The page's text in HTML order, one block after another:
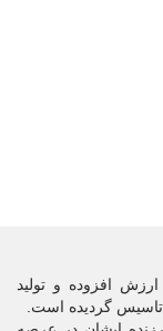
با رویکرد ایجاد ارزش افزوده و تولید
تاسیس گردیده است.